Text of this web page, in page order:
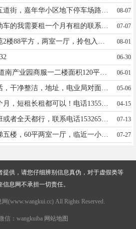
08-07
07-07
08-01
06-30
出租出售 南六道街道南产业园商服一二楼面积120平室内简装修租金优惠电话15945559667同步 五中四小学附近永平小区4楼出租面积80平两室一厅拎包入住15945559667 06-01
05-06
出租车转租还有四个月，短租长租都可以！电话13555382357 04-15
租出租车一台，晚班或者全天都行，联系电话15326552433 07-13
楼房出租嘉年华步梯五楼，60平两室一厅，临近一小六中。随时可以入住，屋内干净整洁年租一万包物业取暖 诚心看房联系15546568728微信同步，非诚勿扰 07-27
提供，请您仔细辨别信息真伪，对于虚假类等
息网不承担一切责任。
(www.wangkui.cc) All Rights Reserved.
信：wangkuiba 网站地图